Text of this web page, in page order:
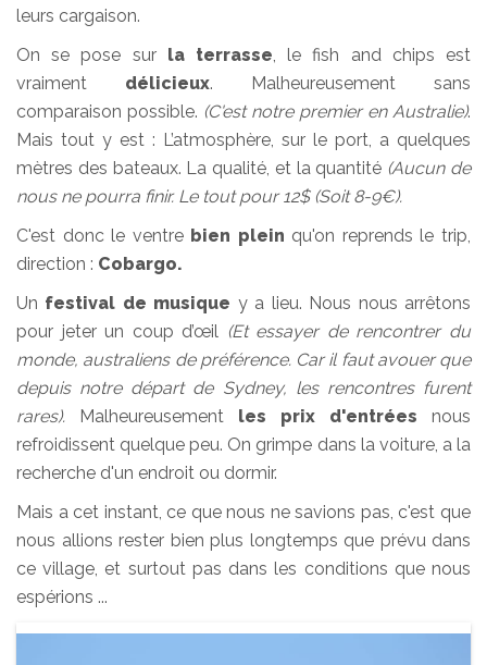
leurs cargaison.
On se pose sur la terrasse, le fish and chips est
vraiment délicieux. Malheureusement sans
comparaison possible. (C'est notre premier en Australie).
Mais tout y est : L’atmosphère, sur le port, a quelques
mètres des bateaux. La qualité, et la quantité (Aucun de
nous ne pourra finir. Le tout pour 12$ (Soit 8-9€).
C'est donc le ventre bien plein qu'on reprends le trip,
direction : Cobargo.
Un festival de musique y a lieu. Nous nous arrêtons
pour jeter un coup d’œil (Et essayer de rencontrer du
monde, australiens de préférence. Car il faut avouer que
depuis notre départ de Sydney, les rencontres furent
rares).
Malheureusement les prix d'entrées nous
refroidissent quelque peu. On grimpe dans la voiture, a la
recherche d'un endroit ou dormir.
Mais a cet instant, ce que nous ne savions pas, c'est que
nous allions rester bien plus longtemps que prévu dans
ce village, et surtout pas dans les conditions que nous
espérions ...